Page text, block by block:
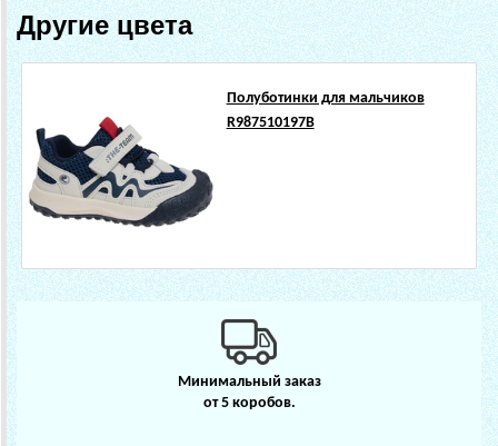
Другие цвета
Полуботинки для мальчиков
R987510197B
Минимальный заказ
от 5 коробов.